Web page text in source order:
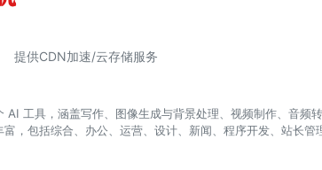
提供CDN加速/云存储服务
AI 工具，涵盖写作、图像生成与背景处理、视频制作、音
，包括综合、办公、运营、设计、新闻、程序开发、站长